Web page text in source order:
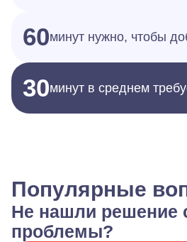
60минут нужно, чтобы
30минут в среднем
Популярные
Не нашли решение
проблемы?